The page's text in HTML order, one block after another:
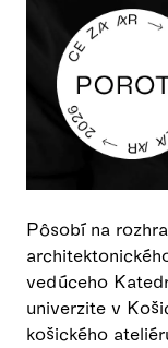
Pôsobí na
vedúceho
univerzite v
košického